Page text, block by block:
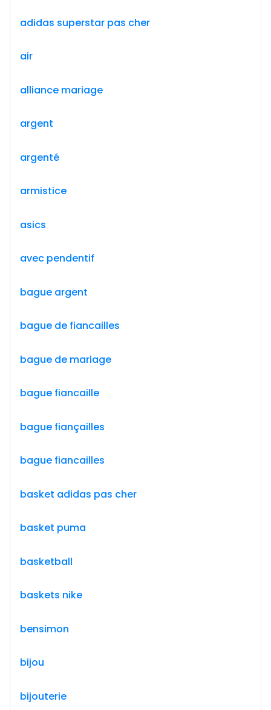
adidas superstar pas cher
air
alliance mariage
argent
argenté
armistice
asics
avec pendentif
bague argent
bague de fiancailles
bague de mariage
bague fiancaille
bague fiançailles
bague fiancailles
basket adidas pas cher
basket puma
basketball
baskets nike
bensimon
bijou
bijouterie